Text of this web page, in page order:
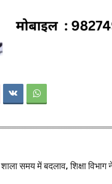
शाला समय में बदलाव, शिक्षा